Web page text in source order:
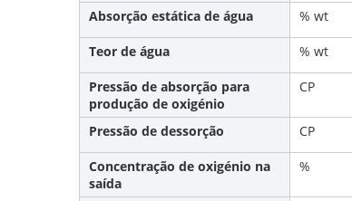
Absorção estática de água % wt
Teor de água % wt
Pressão de absorção para
produção de oxigénio
CP
Pressão de dessorção CP
Concentração de oxigénio na
saída
%